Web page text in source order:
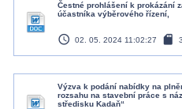
Čestné prohlášení k prokázání
účastníka výběrového řízení,
access_time 02. 05. 2024 11:02:27 sd_card
Výzva k podání nabídky na
rozsahu na stavební práce s
středisku Kadaň“